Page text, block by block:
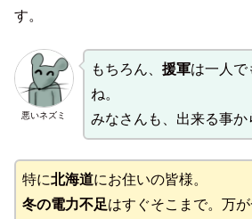
す。
悪いネズミ
もちろん、 援軍は一人で
ね。
みなさんも、出来る事
特に北海道にお住いの皆様。
冬の電力不足はすぐそこまで。万